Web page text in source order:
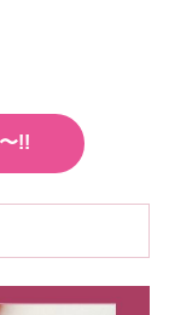
!!